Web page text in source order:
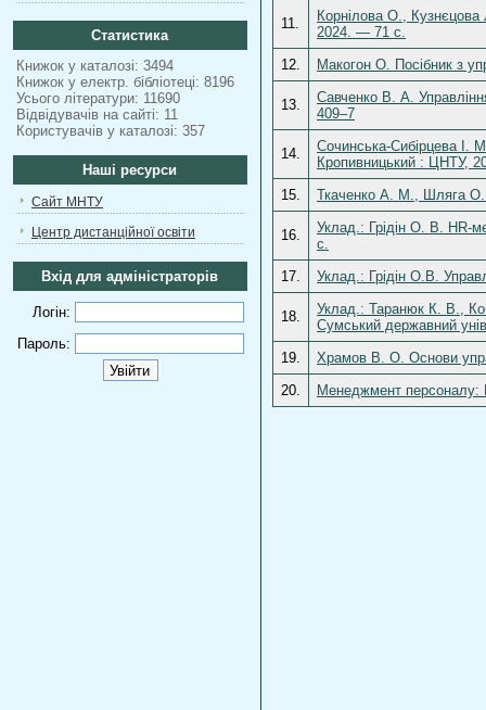
Статистика
Книжок у каталозі: 3494
Книжок у електр. бібліотеці: 8196
Усього літератури: 11690
Відвідувачів на сайті: 11
Користувачів у каталозі: 357
Наші ресурси
Сайт МНТУ
Центр дистанційної освіти
Вхід для адміністраторів
Логін:
Пароль:
11.
Корнілова О.,
2024. — 71 с.
12.
Макогон О. Посібник з
13.
Савченко В. А.
409–7
14.
Сочинська-Сибірцева І.
Кропивницький : ЦНТУ,
15.
Ткаченко А. М., Шляга
16.
Уклад.: Грідін О. В. HR-
с.
17.
Уклад.: Грідін О.В.
18.
Уклад.: Таранюк К. В.,
Сумський державний
19.
Храмов В. О. Основи
20.
Менеджмент